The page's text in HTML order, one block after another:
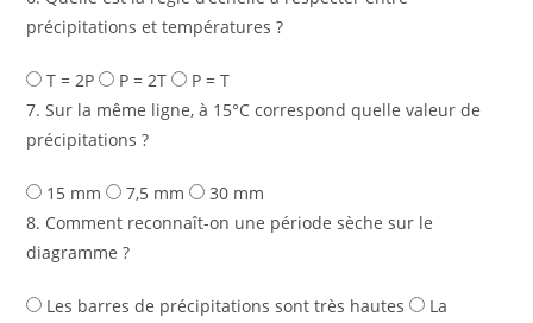
précipitations et températures ?
T = 2P P = 2T
P = T
7. Sur la même ligne, à 15°C correspond quelle valeur de
précipitations ?
15 mm 7,5 mm
30 mm
8. Comment reconnaît-on une période sèche sur le
diagramme ?
Les barres de précipitations sont très hautes
La